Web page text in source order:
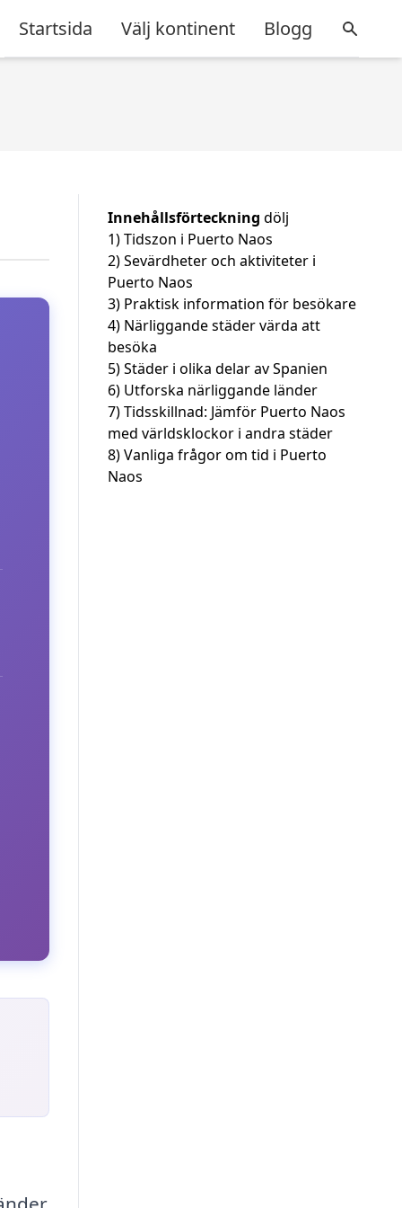
Startsida Välj kontinent Blogg
Innehållsförteckning dölj
1)Tidszon i Puerto Naos
2)Sevärdheter och aktiviteter i
Puerto Naos
3) Praktisk information för besökare
4) Närliggande städer värda att
besöka
5)Städer i olika delar av Spanien
6) Utforska närliggande länder
7)Tidsskillnad: Jämför Puerto Naos
med världsklockor i andra städer
8)Vanliga frågor om tid i Puerto
Naos